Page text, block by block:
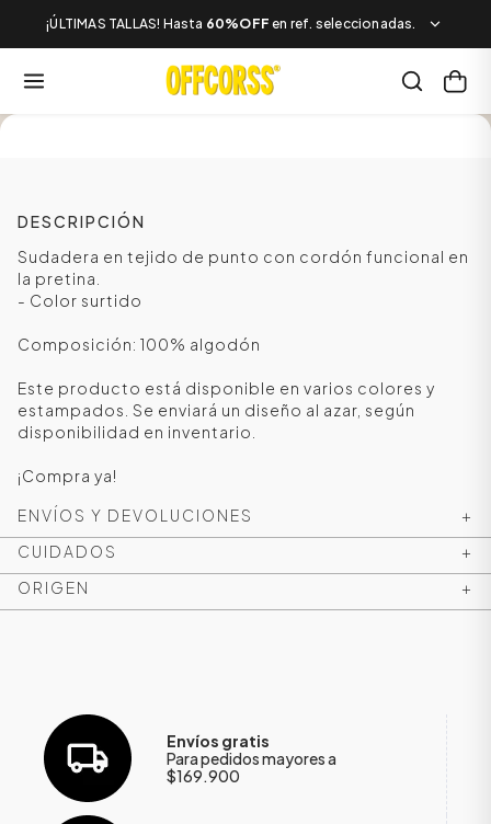
¡ÚLTIMAS TALLAS! Hasta 60%OFF en ref. seleccionadas.
DESCRIPCIÓN
Sudadera en tejido de punto con cordón funcional en
la pretina.
- Color surtido
Composición: 100% algodón
Este producto está disponible en varios colores y
estampados. Se enviará un diseño al azar, según
disponibilidad en inventario.
¡Compra ya!
ENVÍOS Y DEVOLUCIONES
+
CUIDADOS
+
ORIGEN
+
Envíos gratis
Para pedidos mayores a
$169.900